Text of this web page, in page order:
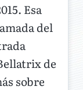
Esa
del
de
sobre